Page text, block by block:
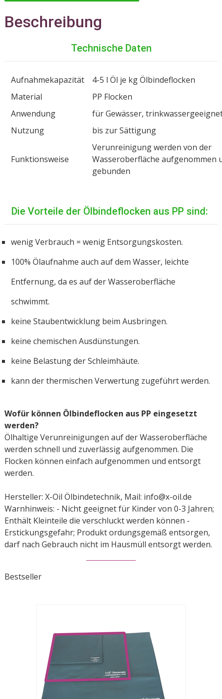
Beschreibung
Technische Daten
Aufnahmekapazität
4-5 l Öl je kg Ölbindeflocken
Material
PP Flocken
Anwendung
für Gewässer,
Nutzung
bis zur Sättigung
Funktionsweise
Verunreinigung werden von der
Wasseroberfläche aufgenommen
gebunden
Die Vorteile der Ölbindeflocken aus PP sind:
wenig Verbrauch = wenig Entsorgungskosten.
100% Ölaufnahme auch auf dem Wasser, leichte
Entfernung, da es auf der Wasseroberfläche
schwimmt.
keine Staubentwicklung beim Ausbringen.
keine chemischen Ausdünstungen.
keine Belastung der Schleimhäute.
kann der thermischen Verwertung zugeführt werden.
Wofür können Ölbindeflocken aus PP eingesetzt
werden?
Ölhaltige Verunreinigungen auf der Wasseroberfläche
werden schnell und zuverlässig aufgenommen. Die
Flocken können einfach aufgenommen und entsorgt
werden.
Hersteller: X-Oil Ölbindetechnik, Mail: info@x-oil.de
Warnhinweis: - Nicht geeignet für Kinder von 0-3 Jahren;
Enthält Kleinteile die verschluckt werden können -
Erstickungsgefahr; Produkt ordungsgemäß entsorgen,
darf nach Gebrauch nicht im Hausmüll entsorgt werden.
Bestseller